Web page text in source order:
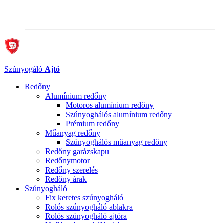
Szúnyogáló Ajtó
Redőny
Alumínium redőny
Motoros alumínium redőny
Szúnyoghálós alumínium redőny
Prémium redőny
Műanyag redőny
Szúnyoghálós műanyag redőny
Redőny garázskapu
Redőnymotor
Redőny szerelés
Redőny árak
Szúnyogháló
Fix keretes szúnyogháló
Rolós szúnyogháló ablakra
Rolós szúnyogháló ajtóra